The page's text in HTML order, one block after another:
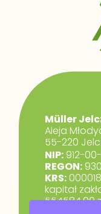
Müller
Aleja
55-220
NIP: 912-
REGON:
KRS:
kapitał
554584,00